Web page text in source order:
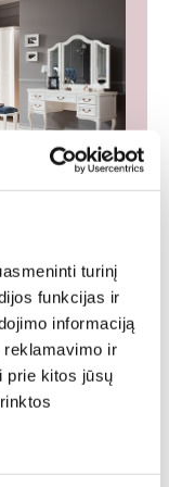
turinį
funkcijas ir
informaciją
reklamavimo ir
prie kitos jūsų
formų